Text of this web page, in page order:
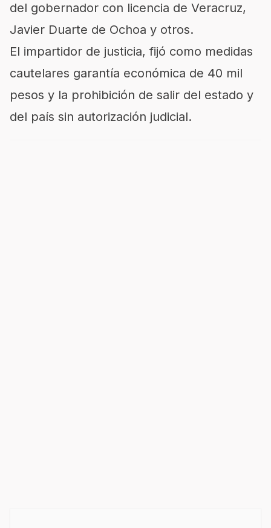
del gobernador con licencia de Veracruz,
Javier Duarte de Ochoa y otros.
El impartidor de justicia, fijó como medidas
cautelares garantía económica de 40 mil
pesos y la prohibición de salir del estado y
del país sin autorización judicial.